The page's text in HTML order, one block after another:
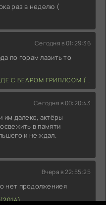
раз в неделю (
Сегодня в 01:29:36
по горам лазить то
БЕАРОМ ГРИЛЛСОМ (2026)
Сегодня в 00:20:43
им далеко, актёры
в памяти
и не ждал.
Вчера в 22:55:25
нет продолжениея